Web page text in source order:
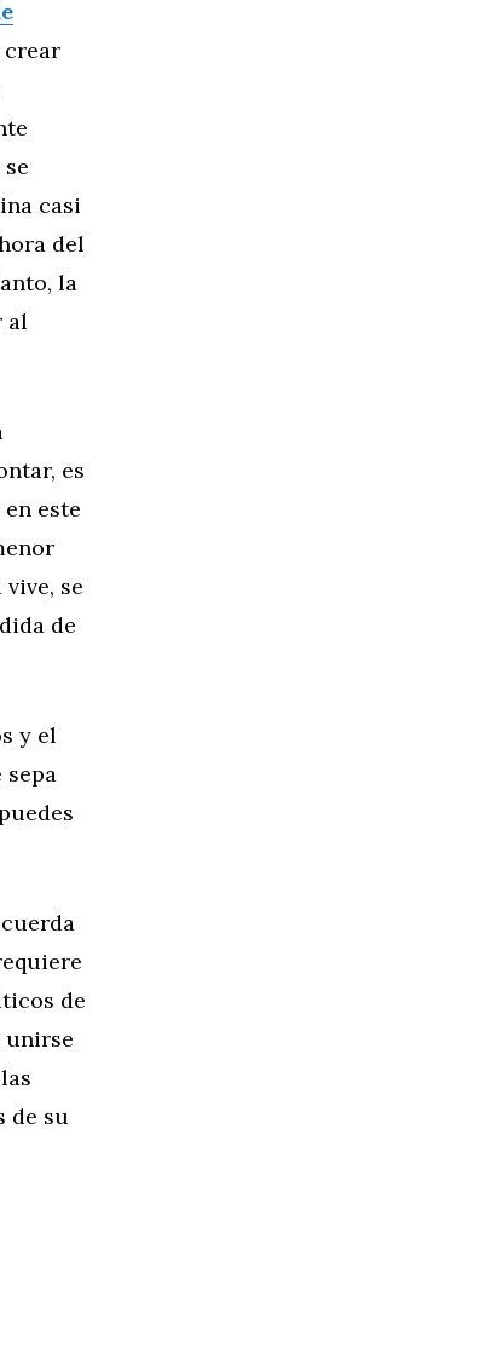
crear
casi
del
la
al
es
este
se
de
y el
sepa
de
unirse
de su